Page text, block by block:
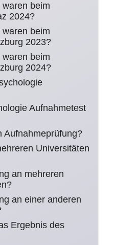
beim
2024?
beim
2023?
beim
2024?
Aufnahmetest
Aufnahmeprüfung?
Universitäten
an mehreren
an einer anderen
Ergebnis des